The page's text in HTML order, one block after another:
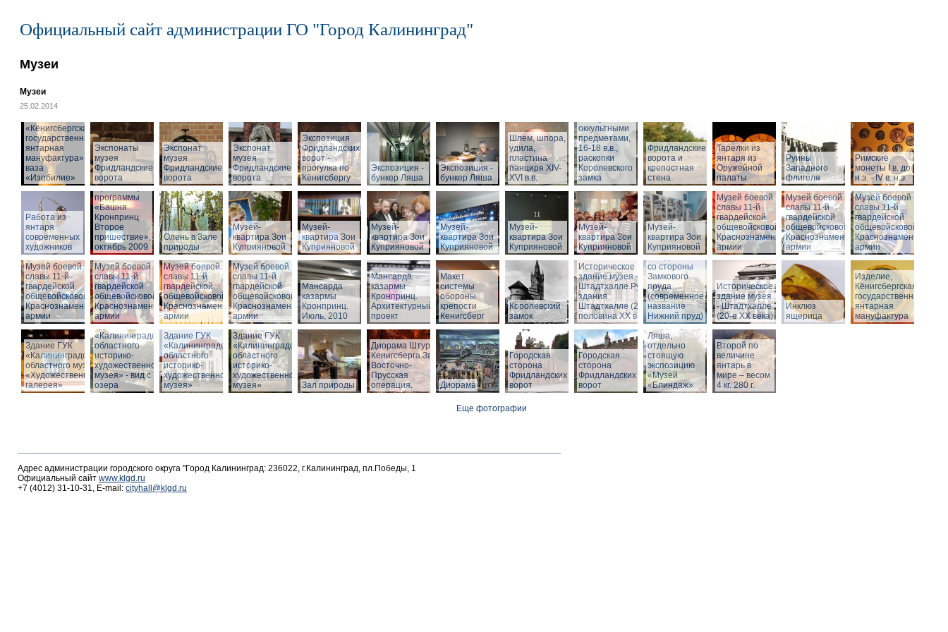
Официальный сайт администрации ГО "Город Калининград"
Музеи
Музеи
25.02.2014
«Кёнигсбергская
государственная
янтарная
мануфактура» -
ваза
«Изобилие»
Экспонаты
музея
Фридландские
ворота
Экспонат
музея
Фридландские
ворота
Экспонат
музея
Фридландские
ворота
Экспозиция
Фридландских
ворот -
прогулка по
Кёнигсбергу
Экспозиция -
бункер Ляша
Экспозиция -
бункер Ляша
Шлем, шпора,
удила,
пластина
панциря XIV-
XVI в.в.
оккультными
предметами,
16-18 в.в.,
раскопки
Королевского
замка
Фридландские
ворота и
крепостная
стена
Тарелки из
янтаря из
Оружейной
палаты
Руины
Западного
флигеля
Римские
монеты I в. до
н.э. - IV в. н.э.
Работа из
янтаря
современных
художников
Презентация
программы
«Башня
Кронпринц
Второе
пришествие»,
октябрь 2009
Олень в Зале
природы
Музей-
квартира Зои
Куприяновой
Музей-
квартира Зои
Куприяновой
Музей-
квартира Зои
Куприяновой
Музей-
квартира Зои
Куприяновой
Музей-
квартира Зои
Куприяновой
Музей-
квартира Зои
Куприяновой
Музей-
квартира Зои
Куприяновой
Музей боевой
славы 11-й
гвардейской
общевойсковой
Краснознаменной
армии
Музей боевой
славы 11-й
гвардейской
общевойсковой
Краснознаменной
армии
Музей боевой
славы 11-й
гвардейской
общевойсковой
Краснознаменной
армии
Музей боевой
славы 11-й
гвардейской
общевойсковой
Краснознаменной
армии
Музей боевой
славы 11-й
гвардейской
общевойсковой
Краснознаменной
армии
Музей боевой
славы 11-й
гвардейской
общевойсковой
Краснознаменной
армии
Музей боевой
славы 11-й
гвардейской
общевойсковой
Краснознаменной
армии
Мансарда
казармы
Кронпринц.
Июль, 2010
Мансарда
казармы
Кронпринц.
Архитектурный
проект
Макет
системы
обороны
крепости
Кенигсберг
Королевский
замок
Историческое
здание музея -
Штадтхалле.Руины
здания
Штадтхалле (2-я
половина ХХ века)
Историческое
здание музея
-
Штадтхалле.
Вид на
Штадтхалле
со стороны
Замкового
пруда
(современное
название
Нижний пруд)
Историческое
здание музея
- Штадтхалле
(20-е XX века)
Инклюз
ящерица
Изделие,
Кёнигсбергская
государственная
янтарная
мануфактура
Здание ГУК
«Калининградского
областного музея
«Художественная
галерея»
Здание ГУК
«Калининградского
областного
историко-
художественного
музея» - вид с
озера
Здание ГУК
«Калининградского
областного
историко-
художественного
музея»
Здание ГУК
«Калининградского
областного
историко-
художественного
музея»
Зал природы
Диорама Штурм
Кенигсберга.Зал
Восточно-
Прусская
операция.
Диорама
Городская
сторона
Фридландских
ворот
Городская
сторона
Фридландских
ворот
Вход в бункер
Ляша,
отдельно
стоящую
экспозицию
«Музей
«Блиндаж»
Второй по
величине
янтарь в
мире – весом
4 кг. 280 г.
Еще фотографии
Адрес администрации городского округа "Город Калининград: 236022, г.Калининград, пл.Победы, 1
Официальный сайт www.klgd.ru
+7 (4012) 31-10-31, E-mail: cityhall@klgd.ru